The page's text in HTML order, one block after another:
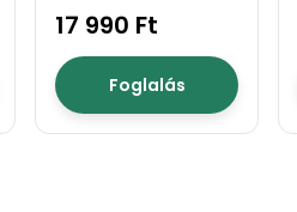
17 990 Ft
Foglalás